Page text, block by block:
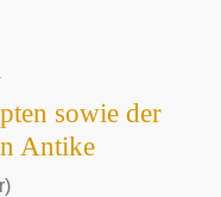
sowie der
Antike